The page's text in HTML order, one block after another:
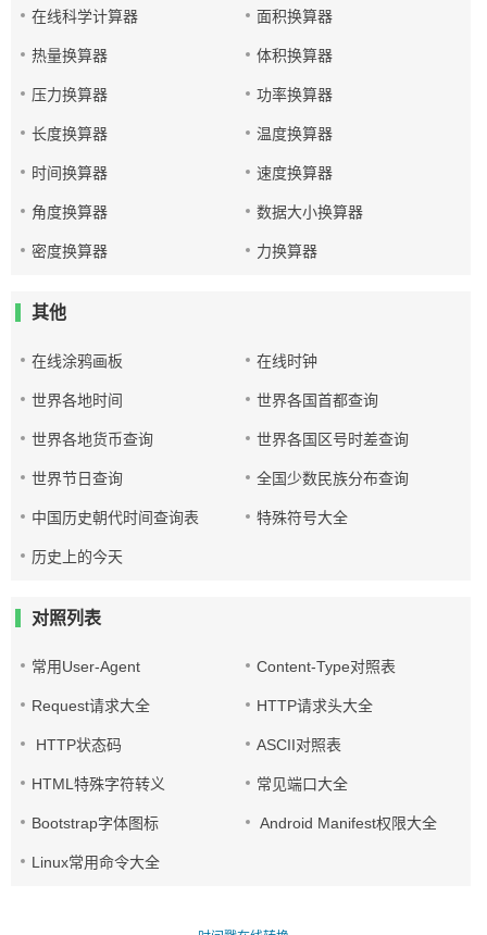
在线科学计算器 面积换算器
热量换算器 体积换算器
压力换算器 功率换算器
长度换算器 温度换算器
时间换算器 速度换算器
角度换算器 数据大小换算器
密度换算器 力换算器
其他
在线涂鸦画板 在线时钟
世界各地时间 世界各国首都查询
世界各地货币查询 世界各国区号时差查询
世界节日查询 全国少数民族分布查询
中国历史朝代时间查询表 特殊符号大全
历史上的今天
对照列表
常用User-Agent Content-Type对照表
Request请求大全 HTTP请求头大全
HTTP状态码 ASCII对照表
HTML特殊字符转义 常见端口大全
Bootstrap字体图标 Android Manifest权限大全
Linux常用命令大全